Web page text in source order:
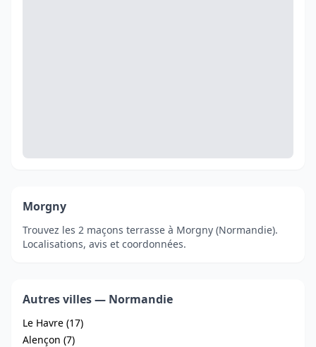
Morgny
Trouvez les 2 maçons terrasse à Morgny (Normandie).
Localisations, avis et coordonnées.
Autres villes — Normandie
Le Havre (17)
Alençon (7)